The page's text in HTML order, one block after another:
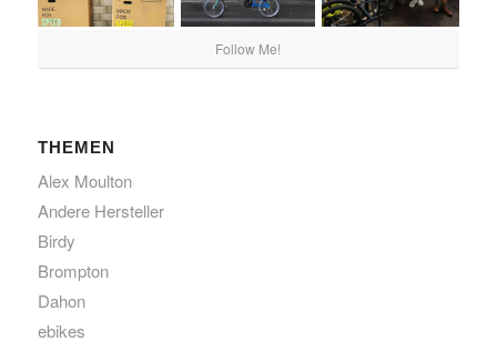
Follow Me!
THEMEN
Alex Moulton
Andere Hersteller
Birdy
Brompton
Dahon
ebikes